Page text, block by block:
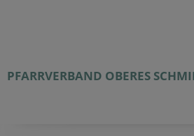
PFARRVERBAND OBERES